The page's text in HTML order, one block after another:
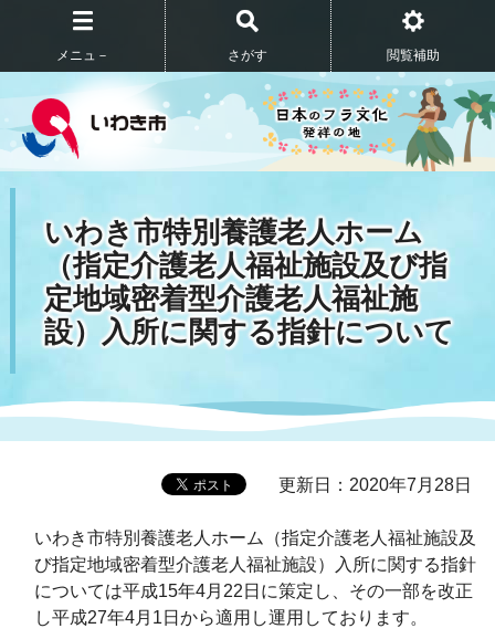
メニュ－ さがす 閲覧補助
いわき市特別養護老人ホーム
（指定介護老人福祉施設及び指
定地域密着型介護老人福祉施
設）入所に関する指針について
更新日：2020年7月28日
いわき市特別養護老人ホーム（指定介護老人福祉施設及
び指定地域密着型介護老人福祉施設）入所に関する指針
については平成15年4月22日に策定し、その一部を改正
し平成27年4月1日から適用し運用しております。